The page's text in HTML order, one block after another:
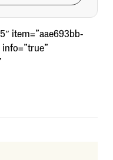
item=”aae693bb-